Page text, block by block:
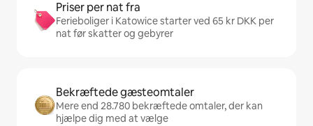
Priser per nat fra
Ferieboliger i Katowice starter ved 65 kr DKK per
nat før skatter og gebyrer
Bekræftede gæsteomtaler
Mere end 28.780 bekræftede omtaler, der kan
hjælpe dig med at vælge